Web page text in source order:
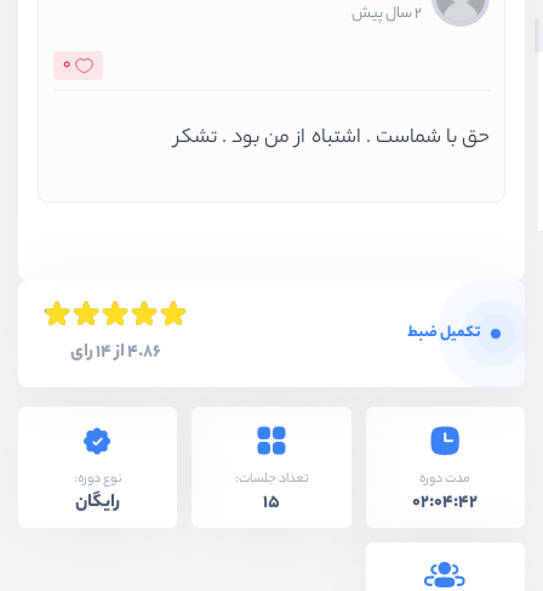
2 سال پیش
0
حق با شماست . اشتباه از من بود . تشکر
تکمیل ضبط
4.86 از 14 رای
مدت دوره
02:04:42
تعداد جلسات:
15
نوع دوره:
رایگان